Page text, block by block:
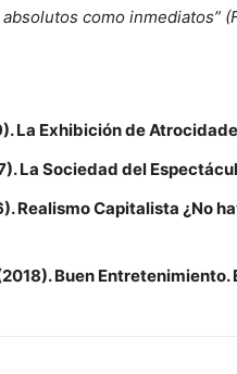
como inmediatos”
La Exhibición de
La Sociedad del
Realismo Capitalista ¿No
Buen